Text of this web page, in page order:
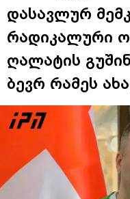
დასავლურ
რადიკალური
ღალატის
ბევრ რამეს